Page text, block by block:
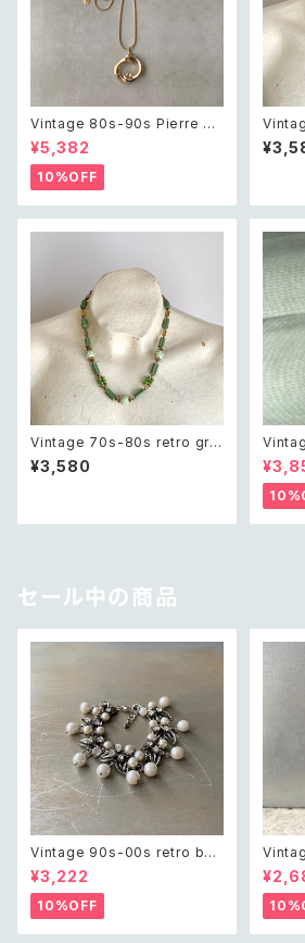
Vintage 80s-90s Pierre ca
rdin crystal bijou bicolor g
eometric necklace レトロ ヴ
ィンテージ アクセサリー ピエー
ル・カルダン クリスタル ビジュ
ー バイカラー ジオメトリック ネ
ックレス
¥5,382
10%OFF
o
klace
Vintage 70s-80s retro gre
en bijou classical beads n
ecklace レトロ ヴィンテージ
¥3,580
gh
cklace
クセ
リーン
ス
セール中の商品
Vintage 90s-00s retro bot
anical crystal bijou×pearl
bracelet レトロ ヴィンテージ
アクセサリー ボタニカル クリス
タル ビジュー×パール ブレスレ
ット
¥3,222
10%OFF
jou
ジ ア
ー イ